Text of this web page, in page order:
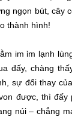
ngọn bút, cây
thành hình!
im ỉm lạnh
đấy, chàng
sự đổi thay
được, thì đấy
núi–chẳng